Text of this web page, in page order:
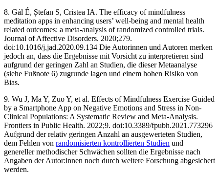
8. Gál É, Ștefan S, Cristea IA. The efficacy of mindfulness
meditation apps in enhancing users’ well-being and mental health
related outcomes: a meta-analysis of randomized controlled trials.
Journal of Affective Disorders. 2020;279.
doi:10.1016/j.jad.2020.09.134 ‌Die Autorinnen und Autoren merken
jedoch an, dass die Ergebnisse mit Vorsicht zu interpretieren sind
aufgrund der geringen Zahl an Studien, die dieser Metaanalyse
(siehe Fußnote 6) zugrunde lagen und einem hohen Risiko von
Bias.
9. Wu J, Ma Y, Zuo Y, et al. Effects of Mindfulness Exercise Guided
by a Smartphone App on Negative Emotions and Stress in Non-
Clinical Populations: A Systematic Review and Meta-Analysis.
Frontiers in Public Health. 2022;9. doi:10.3389/fpubh.2021.773296
‌Aufgrund der relativ geringen Anzahl an ausgewerteten Studien,
dem Fehlen von randomisierten kontrollierten Studien und
genereller methodischer Schwächen sollten die Ergebnisse nach
Angaben der Autor:innen noch durch weitere Forschung abgesichert
werden.